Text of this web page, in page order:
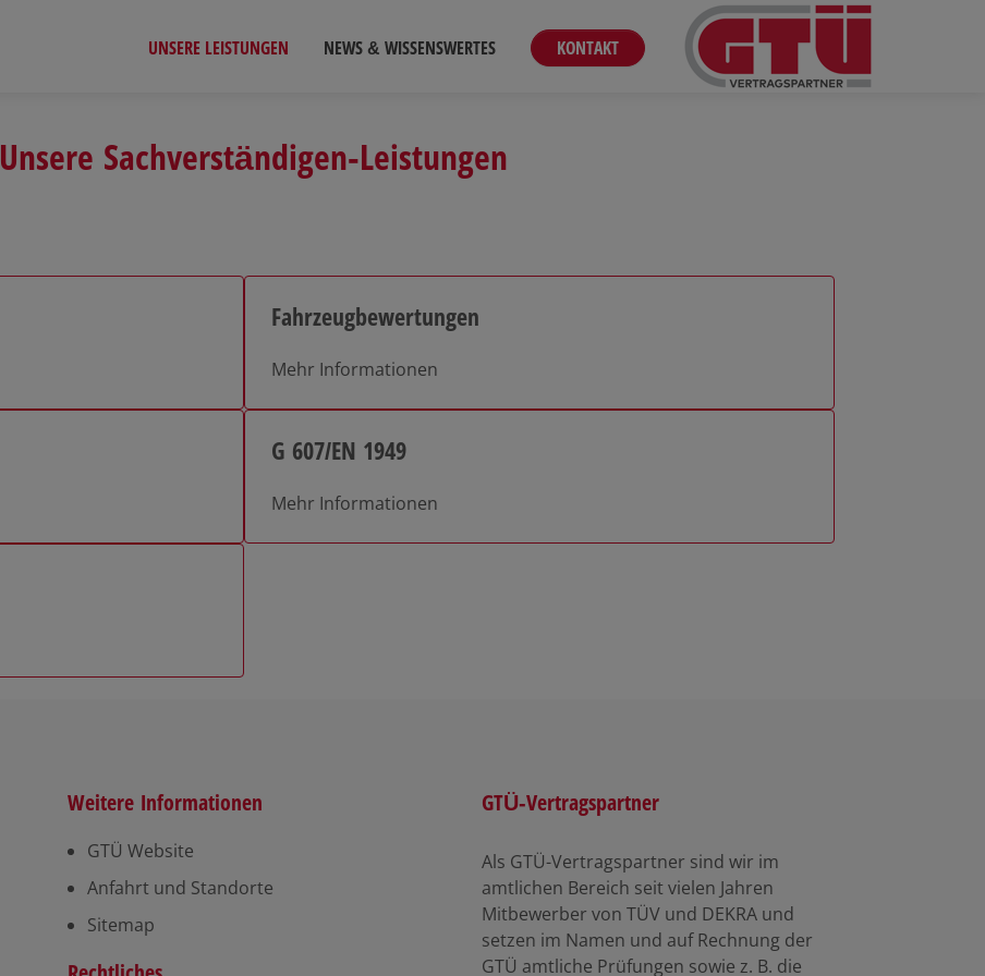
UNSERE LEISTUNGEN NEWS & WISSENSWERTES KONTAKT
Unsere Sachverständigen-Leistungen
Fahrzeugbewertungen
Mehr Informationen
G 607/EN 1949
Mehr Informationen
Weitere Informationen
GTÜ Website
Anfahrt und Standorte
Sitemap
GTÜ-Vertragspartner
Als GTÜ-Vertragspartner sind wir im
amtlichen Bereich seit vielen Jahren
Mitbewerber von TÜV und DEKRA und
setzen im Namen und auf Rechnung der
GTÜ amtliche Prüfungen sowie z. B. die